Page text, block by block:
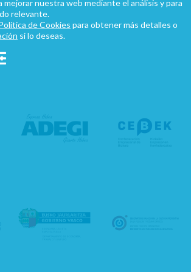
mejorar nuestra web mediante el análisis y para
relevante.
de Cookies para obtener más detalles o
si lo deseas.